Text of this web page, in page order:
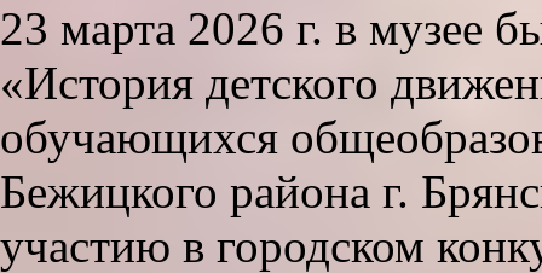
23 марта 2026 г. в музее
«История детского
обучающихся
Бежицкого района г.
участию в городском